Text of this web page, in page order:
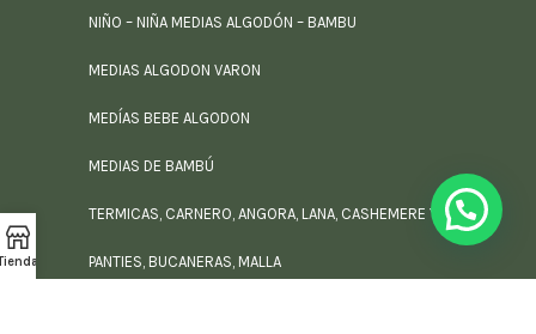
NIÑO – NIÑA MEDIAS ALGODÓN – BAMBU
MEDIAS ALGODON VARON
MEDÍAS BEBE ALGODON
MEDIAS DE BAMBÚ
TERMICAS, CARNERO, ANGORA, LANA, CASHEMERE Y FELPA
PANTIES, BUCANERAS, MALLA